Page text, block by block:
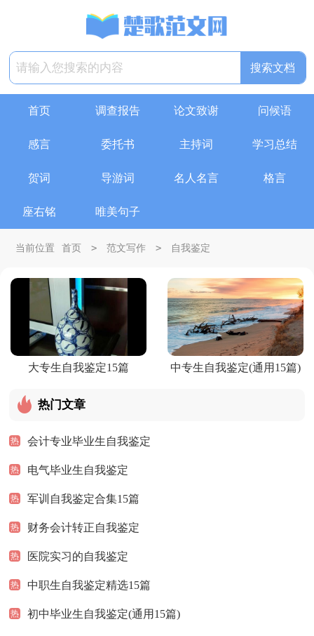
首页 调查报告 论文致谢 问候语
感言 委托书 主持词 学习总结
贺词 导游词 名人名言 格言
座右铭 唯美句子
当前位置 首页 > 范文写作 > 自我鉴定
大专生自我鉴定15篇 中专生自我鉴定(通用15篇)
热门文章
热 会计专业毕业生自我鉴定
热 电气毕业生自我鉴定
热 军训自我鉴定合集15篇
热 财务会计转正自我鉴定
热 医院实习的自我鉴定
热 中职生自我鉴定精选15篇
热 初中毕业生自我鉴定(通用15篇)